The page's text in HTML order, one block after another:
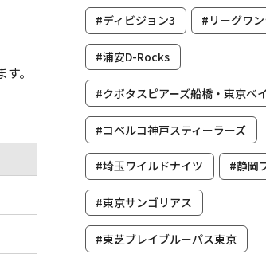
。
#ディビジョン3 #リーグワ
#浦安D-Rocks
#クボタスピアーズ船橋・東京ベイ
#コベルコ神戸スティーラーズ
#埼玉ワイルドナイツ #静岡
#東京サンゴリアス
#東芝ブレイブルーパス東京